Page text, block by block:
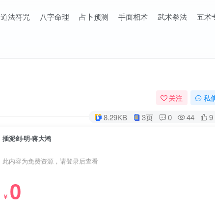
道法符咒 八字命理 占卜预测 手面相术 武术拳法 五术
关注 私
8.29KB 3页 0 44 9
插泥剑-明-蒋大鸿
此内容为免费资源，请登录后查看
￥ 0